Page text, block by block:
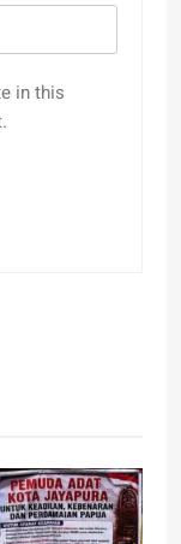
in this